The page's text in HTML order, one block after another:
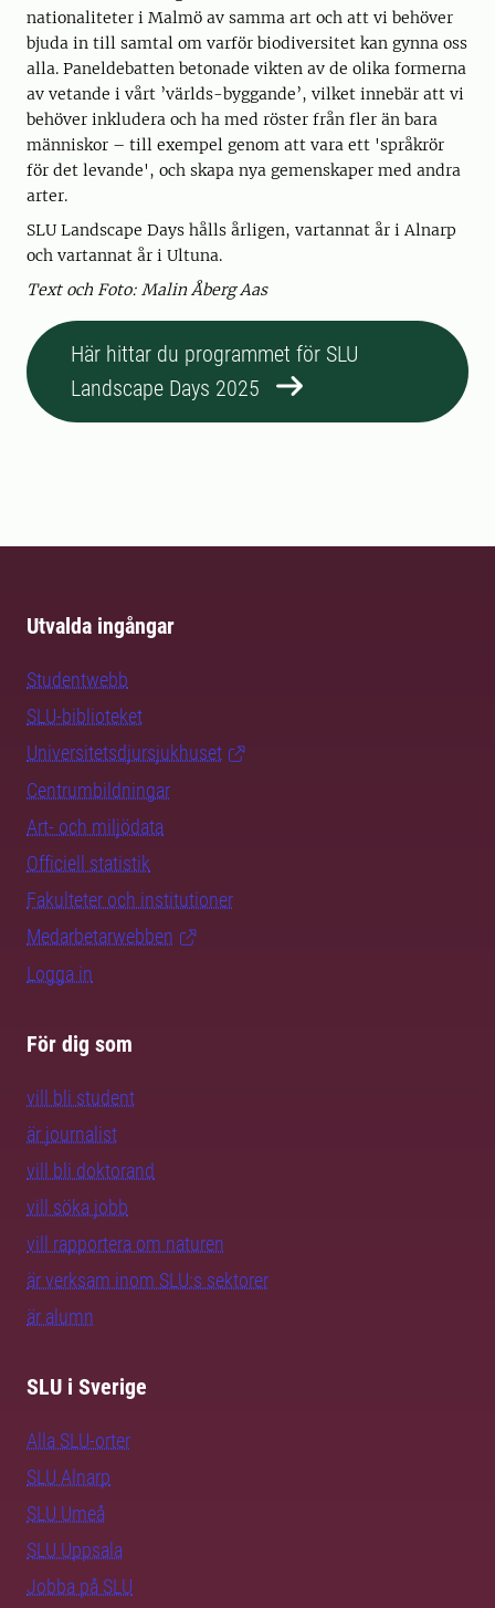
nationaliteter i Malmö av samma art och att vi behöver
bjuda in till samtal om varför biodiversitet kan gynna oss
alla. Paneldebatten betonade vikten av de olika formerna
av vetande i vårt ’världs-byggande’, vilket innebär att vi
behöver inkludera och ha med röster från fler än bara
människor – till exempel genom att vara ett 'språkrör
för det levande', och skapa nya gemenskaper med andra
arter.
SLU Landscape Days hålls årligen, vartannat år i Alnarp
och vartannat år i Ultuna.
Text och Foto: Malin Åberg Aas
Här hittar du programmet för SLU
Landscape Days 2025
Utvalda ingångar
Studentwebb
SLU-biblioteket
Universitetsdjursjukhuset
Centrumbildningar
Art- och miljödata
Officiell statistik
Fakulteter och institutioner
Medarbetarwebben
Logga in
För dig som
vill bli student
är journalist
vill bli doktorand
vill söka jobb
vill rapportera om naturen
är verksam inom SLU:s sektorer
är alumn
SLU i Sverige
Alla SLU-orter
SLU Alnarp
SLU Umeå
SLU Uppsala
Jobba på SLU